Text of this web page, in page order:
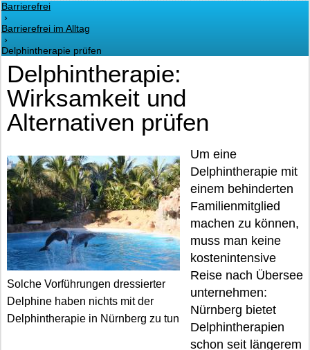
Barrierefrei
›
Barrierefrei im Alltag
›
Delphintherapie prüfen
Delphintherapie:
Wirksamkeit und
Alternativen prüfen
Solche Vorführungen dressierter
Delphine haben nichts mit der
Delphintherapie in Nürnberg zu tun
Um eine
Delphintherapie mit
einem behinderten
Familienmitglied
machen zu können,
muss man keine
kostenintensive
Reise nach Übersee
unternehmen:
Nürnberg bietet
Delphintherapien
schon seit längerem